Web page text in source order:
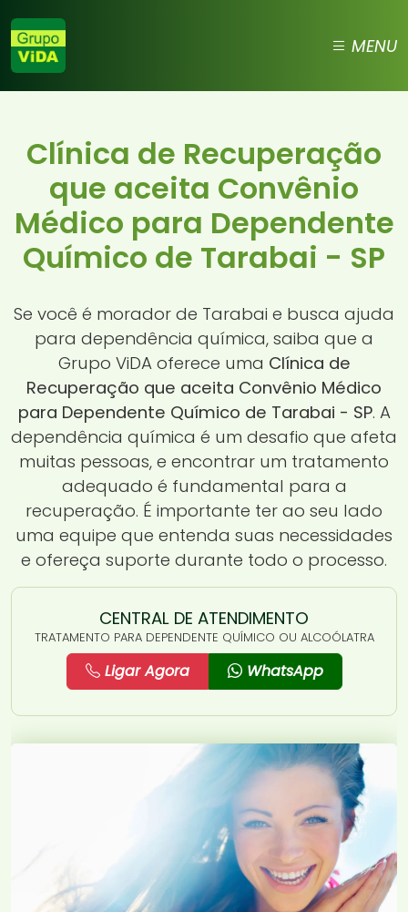
MENU
Clínica de Recuperação
que aceita Convênio
Médico para Dependente
Químico de Tarabai - SP
Se você é morador de Tarabai e busca ajuda
para dependência química, saiba que a
Grupo ViDA oferece uma Clínica de
Recuperação que aceita Convênio Médico
para Dependente Químico de Tarabai - SP. A
dependência química é um desafio que afeta
muitas pessoas, e encontrar um tratamento
adequado é fundamental para a
recuperação. É importante ter ao seu lado
uma equipe que entenda suas necessidades
e ofereça suporte durante todo o processo.
CENTRAL DE ATENDIMENTO
TRATAMENTO PARA DEPENDENTE QUÍMICO OU ALCOÓLATRA
Ligar Agora WhatsApp